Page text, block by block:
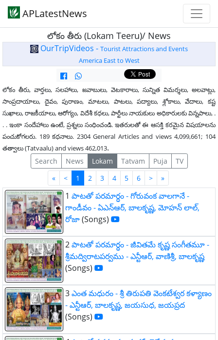
APLatestNews
లోకం తీరు (Lokam Teeru)/ News
OurTripVideos - Tourist Attractions and Events
America East to West
లోకం తీరు, వార్తలు, సలహాలు, జవాబులు, వెటకారాలు, సున్నిత విమర్శలు, అలవాట్లు,
సాంప్రదాయాలు, దైవం, పురాణం, మాటలు, పాటలు, పద్యాలు, శ్లోకాలు, వేదాలు, కష్ట
సుఖాలు, రాజకీయాలు, ఆరోగ్యం, విదేశీ కధలు, పార్టీలు నాయకులు అధికారులకు విన్నపాలు, .
. . ఇంకా సందేహాలు ఉంటే, ప్రశ్నలు సంధించండి. ఇతరులతో ఈ ఆసక్తి కరమైన విషయాలను
పంచుకోగలరు. 189 కధనాలు. 2304 General Articles and views 4,099,661; 104
తత్వాలు (Tatvaalu) and views 462,013.
Search News Lokam Tatvam Puja
TV
«First
< 1 2 3 4 5 6 > »Last
1 పాటతో పరమార్ధం - గోరువంక వాలగానే -
గాండీవం - ఏఎన్ఆర్, బాలకృష్ణ, మోహన్ లాల్,
రోజా(Songs)
2పాటతో పరమార్ధం - జీవితమే కృష్ణ సంగీతమూ -
శ్రీమద్విరాటపర్వము - ఎన్టీఆర్, వాణిశ్రీ, బాలకృష్ణ
(Songs)
3ఎంత మధురం - శ్రీ తిరుపతి వెంకటేశ్వర కళ్యాణం
- ఎన్టీఆర్, బాలకృష్ణ, జయసుధ, జయప్రద
(Songs)